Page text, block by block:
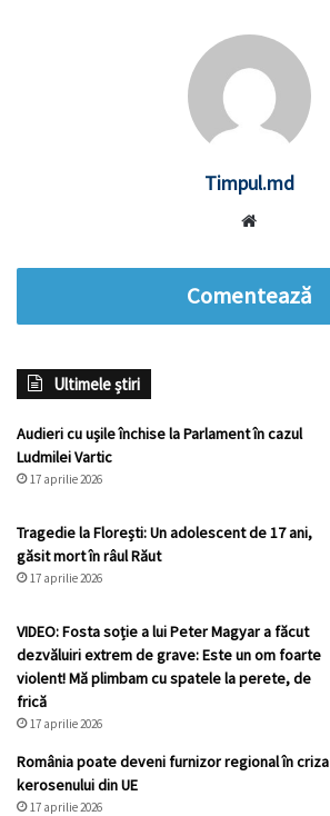
Timpul.md
Comentează
Ultimele știri
Audieri cu ușile închise la Parlament în cazul
Ludmilei Vartic
17 aprilie 2026
Tragedie la Florești: Un adolescent de 17 ani,
găsit mort în râul Răut
17 aprilie 2026
VIDEO: Fosta soție a lui Peter Magyar a făcut
dezvăluiri extrem de grave: Este un om foarte
violent! Mă plimbam cu spatele la perete, de
frică
17 aprilie 2026
România poate deveni furnizor regional în criza
kerosenului din UE
17 aprilie 2026